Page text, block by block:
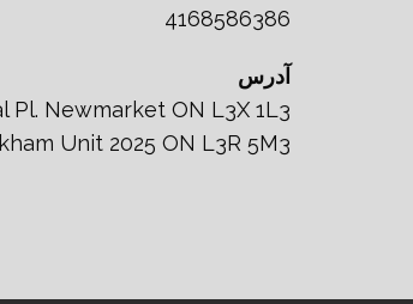
4168586386
آدرس
Pl. Newmarket ON L3X 1L3
Unit 2025 ON L3R 5M3